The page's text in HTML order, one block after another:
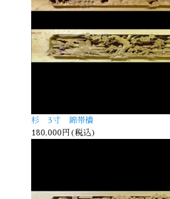
杉 3寸 錦帯橋
180,000円(税込)